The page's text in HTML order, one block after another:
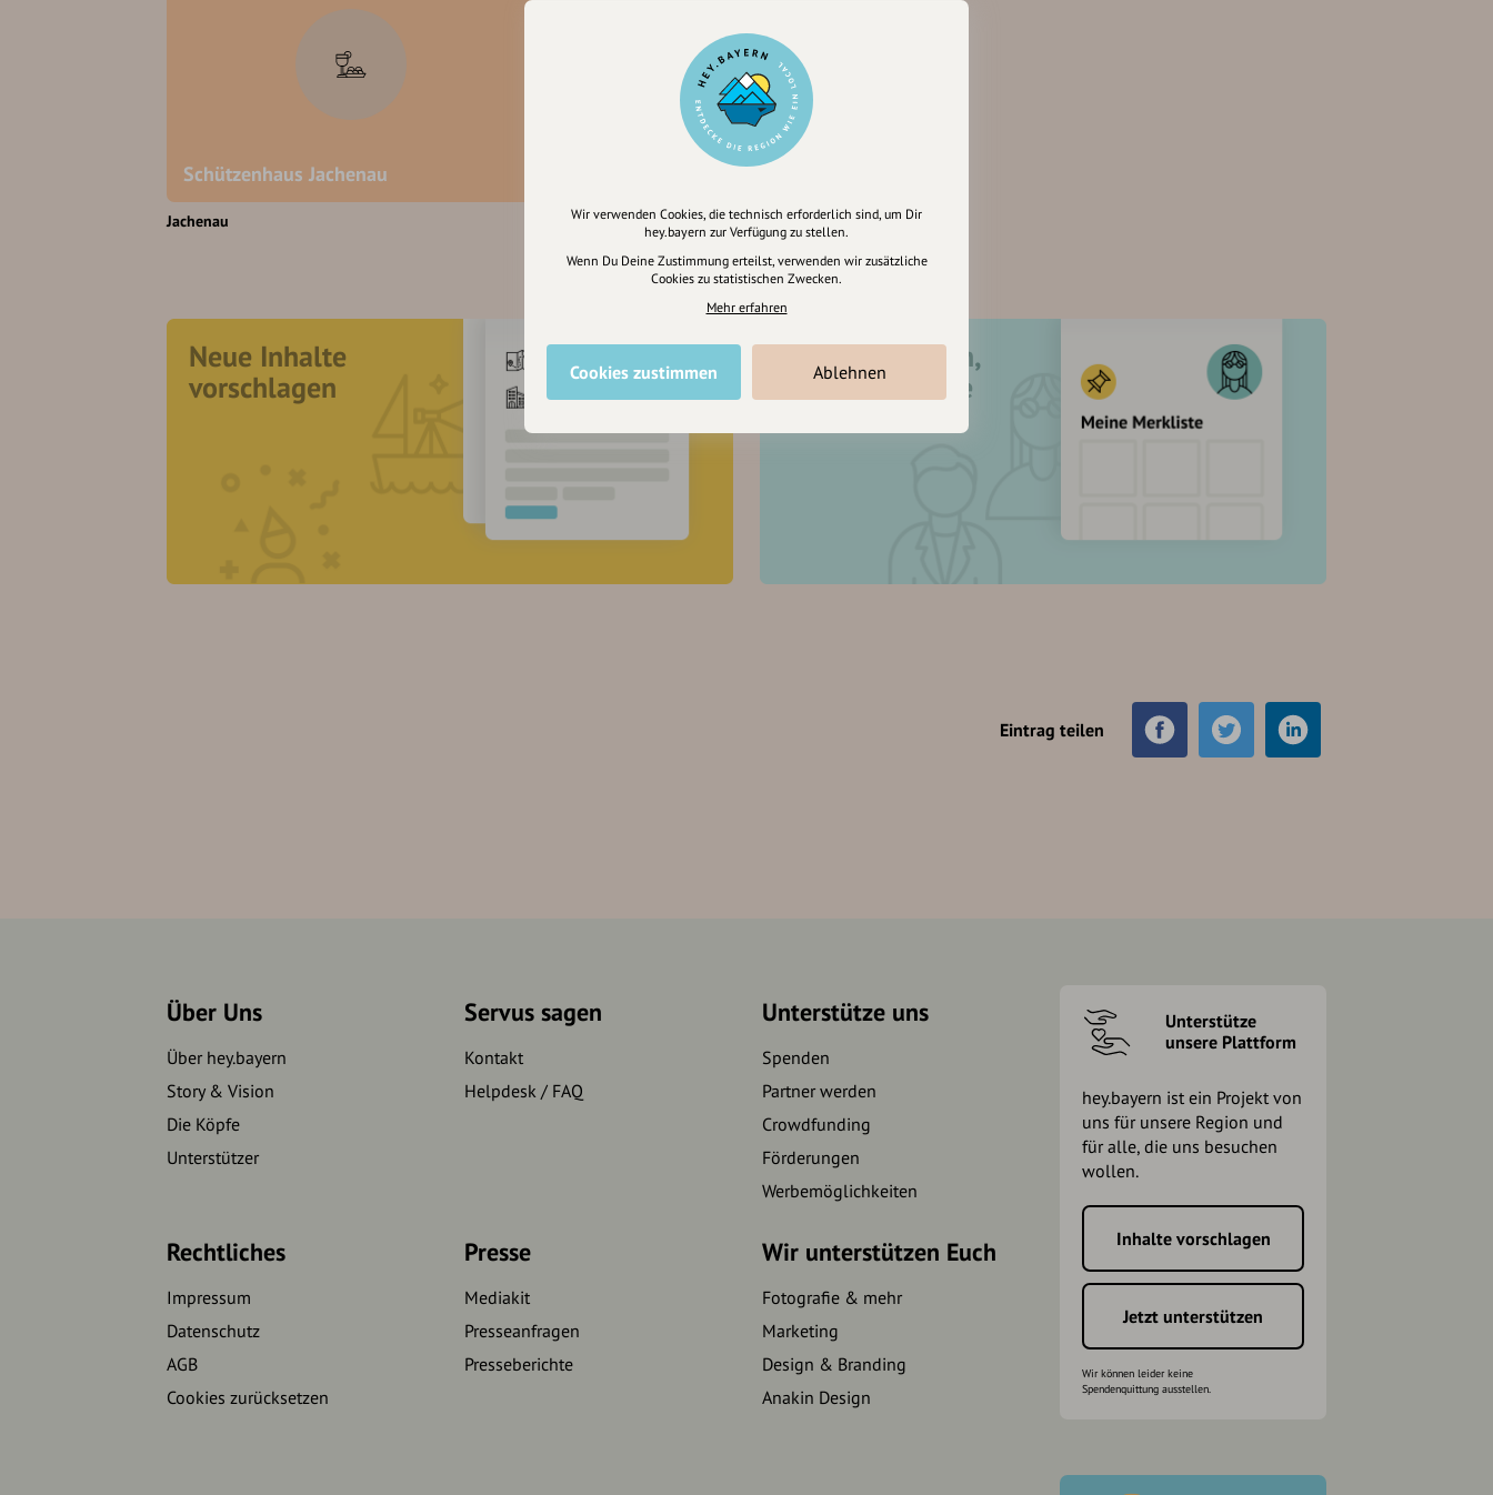
Schützenhaus Jachenau
Jachenau
Neue Inhalte
vorschlagen
Registriere dich,
um dir Einträge
Eintrag teilen
Über Uns
Über hey.bayern
Story & Vision
Die Köpfe
Unterstützer
Servus sagen
Kontakt
Helpdesk / FAQ
Unterstütze uns
Spenden
Partner werden
Crowdfunding
Förderungen
Werbemöglichkeiten
Rechtliches
Impressum
Datenschutz
AGB
Cookies zurücksetzen
Presse
Mediakit
Presseanfragen
Presseberichte
Wir unterstützen Euch
Fotografie & mehr
Marketing
Design & Branding
Anakin Design
Unterstütze
unsere Plattform
hey.bayern ist ein Projekt von
uns für unsere Region und
für alle, die uns besuchen
wollen.
Inhalte vorschlagen
Jetzt unterstützen
Wir können leider keine
Spendenquittung ausstellen.
Wir verwenden Cookies, die technisch erforderlich sind, um Dir
hey.bayern zur Verfügung zu stellen.
Wenn Du Deine Zustimmung erteilst, verwenden wir zusätzliche
Cookies zu statistischen Zwecken.
Mehr erfahren
Cookies zustimmen Ablehnen